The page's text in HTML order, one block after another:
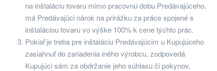
na inštaláciu tovaru mimo pracovnú dobu Predávajúceho,
má Predávajúci nárok na prirážku za práce spojené s
inštaláciou tovaru vo výške 100% k cene týchto prác.
Pokiaľ je treba pre inštaláciu Predávajúcim u Kupujúceho
zasiahnuť do zariadenia iného výrobcu, zodpovedá
Kupujúci sám za obdržanie jeho súhlasu či pokynov,